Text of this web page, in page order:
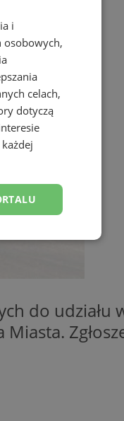
do udziału
i
osobowych,
celach,
dotyczą